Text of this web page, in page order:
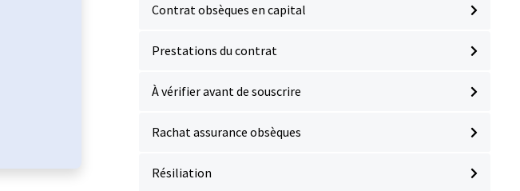
Contrat obsèques en capital
Prestations du contrat
À vérifier avant de souscrire
Rachat assurance obsèques
Résiliation